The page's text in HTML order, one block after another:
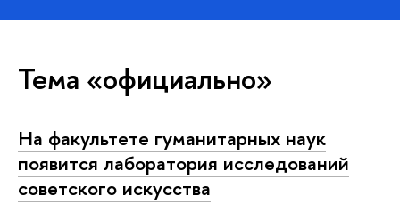
Тема «официально»
На факультете гуманитарных наук
появится лаборатория исследований
советского искусства